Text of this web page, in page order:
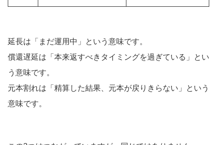
延長は「まだ運用中」という意味です。
償還遅延は「本来返すべきタイミングを過ぎている」とい
う意味です。
元本割れは「精算した結果、元本が戻りきらない」という
意味です。